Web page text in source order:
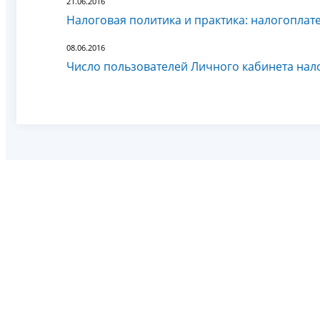
Налоговая политика и практика:
08.06.2016
Число пользователей Личного кабинета